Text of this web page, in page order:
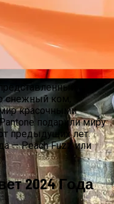
Глоток
Уставшей Души
О Тайном Цифровом
снежный ком,
красочными
подарили миру
предыдущих лет.
— Peach Fuzz или
2024 Года